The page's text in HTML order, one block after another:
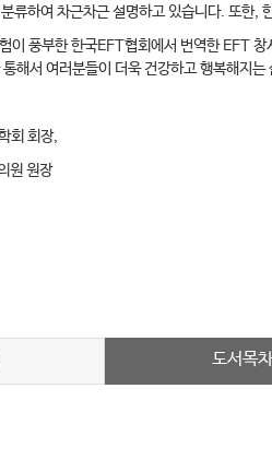
류하여 차근차근 설명하고 있습니다. 또한,
이 풍부한 한국EFT협회에서 번역한 EFT
해서 여러분들이 더욱 건강하고 행복해지
회 회장,
원 원장
도서목차